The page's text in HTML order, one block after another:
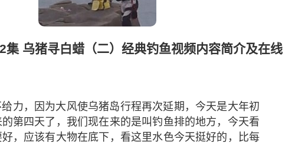
集 乌猪寻白蜡（二）经典钓鱼视频内容简介及在线
力，因为大风使乌猪岛行程再次延期，今天是大年初
第四天了，我们现在来的是叫钓鱼排的地方，今天看
，应该有大物在底下，看这里水色今天挺好的，比每